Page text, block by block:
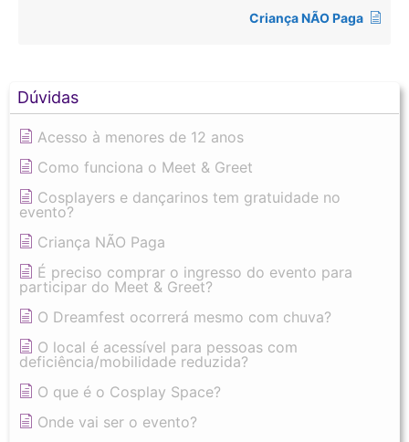
Dúvidas
Acesso à menores de 12 anos
Como funciona o Meet & Greet
Cosplayers e dançarinos tem gratuidade no
evento?
Criança NÃO Paga
É preciso comprar o ingresso do evento para
participar do Meet & Greet?
O Dreamfest ocorrerá mesmo com chuva?
O local é acessível para pessoas com
deficiência/mobilidade reduzida?
O que é o Cosplay Space?
Onde vai ser o evento?
Criança NÃO Paga